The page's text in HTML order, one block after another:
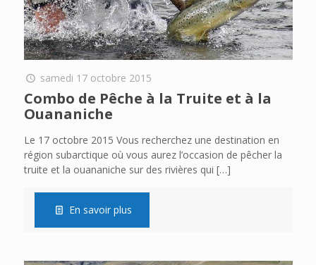
samedi 17 octobre 2015
Combo de Pêche à la Truite et à la
Ouananiche
Le 17 octobre 2015 Vous recherchez une destination en
région subarctique où vous aurez l’occasion de pêcher la
truite et la ouananiche sur des rivières qui […]
En savoir plus